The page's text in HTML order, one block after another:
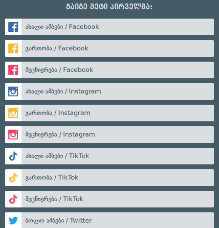
გაიგე მეტი პირველმა:
ახალი ამბები / Facebook
გართობა / Facebook
მეცნიერება / Facebook
ახალი ამბები / Instagram
გართობა / Instagram
მეცნიერება / Instagram
ახალი ამბები / TikTok
გართობა / TikTok
მეცნიერება / TikTok
ბოლო ამბები / Twitter